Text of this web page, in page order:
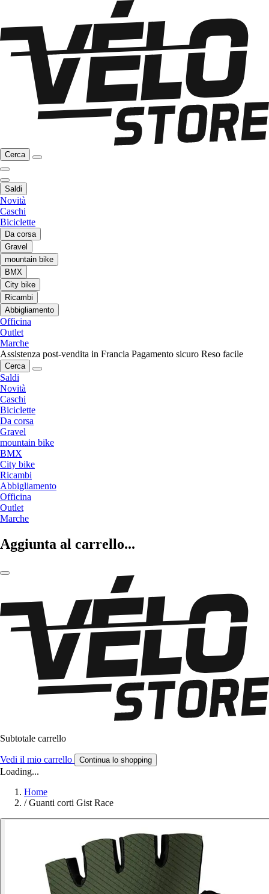
Cerca
Saldi
Novità
Caschi
Biciclette
Da corsa
Gravel
mountain bike
BMX
City bike
Ricambi
Abbigliamento
Officina
Outlet
Marche
Assistenza post-vendita in Francia Pagamento sicuro Reso facile
Cerca
Saldi
Novità
Caschi
Biciclette
Da corsa
Gravel
mountain bike
BMX
City bike
Ricambi
Abbigliamento
Officina
Outlet
Marche
Aggiunta al carrello...
Subtotale carrello
Vedi il mio carrello Continua lo shopping
Loading...
Home
/ Guanti corti Gist Race